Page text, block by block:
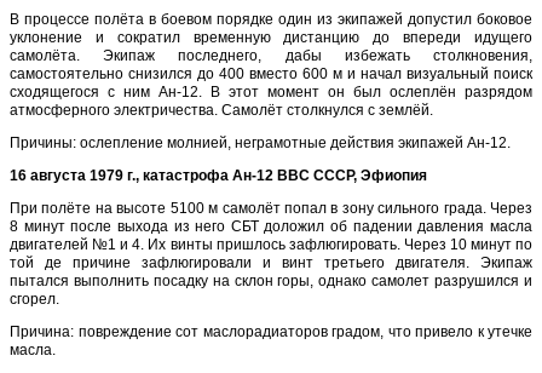
В процессе полёта в боевом порядке один из экипажей допустил боковое
уклонение и сократил временную дистанцию до впереди идущего
самолёта. Экипаж последнего, дабы избежать столкновения,
самостоятельно снизился до 400 вместо 600 м и начал визуальный поиск
сходящегося с ним Ан-12. В этот момент он был ослеплён разрядом
атмосферного электричества. Самолёт столкнулся с землёй.
Причины: ослепление молнией, неграмотные действия экипажей Ан-12.
16 августа 1979 г., катастрофа Ан-12 ВВС СССР, Эфиопия
При полёте на высоте 5100 м самолёт попал в зону сильного града. Через
8 минут после выхода из него СБТ доложил об падении давления масла
двигателей №1 и 4. Их винты пришлось зафлюгировать. Через 10 минут по
той де причине зафлюгировали и винт третьего двигателя. Экипаж
пытался выполнить посадку на склон горы, однако самолет разрушился и
сгорел.
Причина: повреждение сот маслорадиаторов градом, что привело к утечке
масла.